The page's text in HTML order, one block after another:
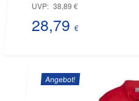
UVP: 38,89 €
38,89 €
28,79 €
Preis
ist:Angebot!